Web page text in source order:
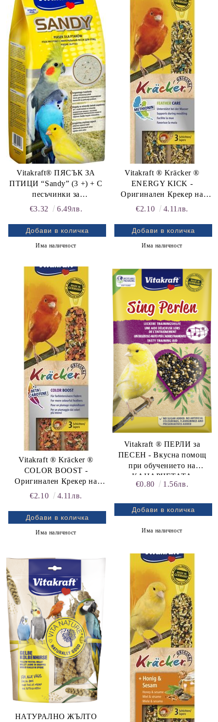
Vitakraft® ПЯСЪК ЗА
ПТИЦИ “Sandy” (3 +) + С
песъчинки за
храносмилането +
Приятен аромат на анасон,
2.5 кг
€3.32 6.49лв.
Има наличност
Vitakraft ® Kräcker ®
ENERGY KICK -
Оригинален Крекер на
Витакрафт „ГРИЖА за
Methionin, 2бр.
€2.10 4.11лв.
Има наличност
Vitakraft ® Kräcker ®
COLOR BOOST -
Оригинален Крекер на
Витакрафт „ЗА
Beta Carotene, 2бр.
€2.10 4.11лв.
Има наличност
Vitakraft ® ПЕРЛИ за
ПЕСЕН - Вкусна помощ
при обучението на
КАНАРЧЕТАТА
€0.80
1.56лв.
Има наличност
НАТУРАЛНО ЖЪЛТО